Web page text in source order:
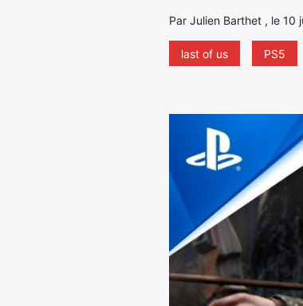
Par Julien Barthet , le 10
last of us PS5